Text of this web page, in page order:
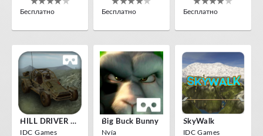
Бесплатно Бесплатно Бесплатно
HILL DRIVER VR
IDC Games
Big Buck Bunny
Nvía
SkyWalk
IDC Games